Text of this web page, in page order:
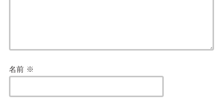
名前 ※